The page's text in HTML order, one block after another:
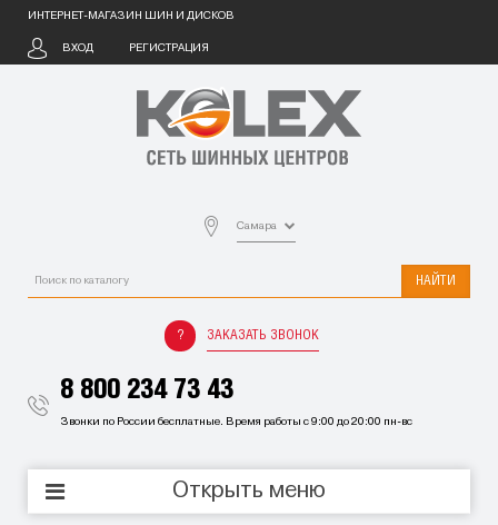
ИНТЕРНЕТ-МАГАЗИН ШИН И ДИСКОВ
ВХОД РЕГИСТРАЦИЯ
Самара
НАЙТИ
ЗАКАЗАТЬ ЗВОНОК
8 800 234 73 43
Звонки по России бесплатные. Время работы с 9:00 до 20:00 пн-вс
Открыть меню